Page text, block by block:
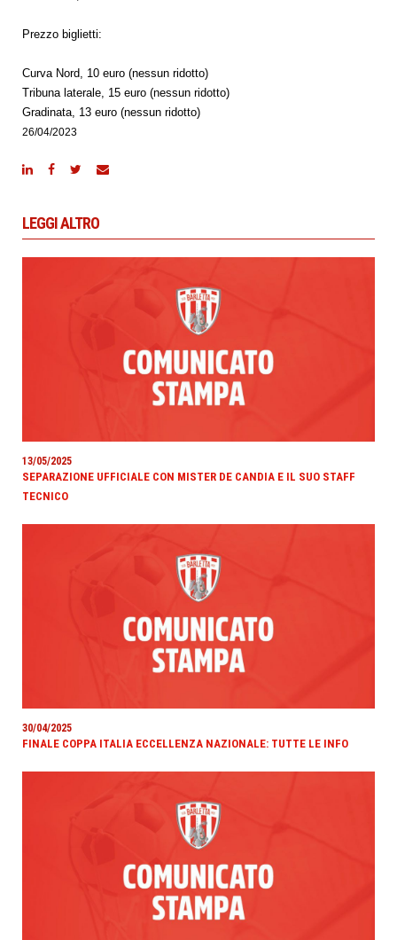
Prezzo biglietti:
Curva Nord, 10 euro (nessun ridotto)
Tribuna laterale, 15 euro (nessun ridotto)
Gradinata, 13 euro (nessun ridotto)
26/04/2023
LEGGI ALTRO
13/05/2025
SEPARAZIONE UFFICIALE CON MISTER DE CANDIA E IL SUO STAFF
TECNICO
30/04/2025
FINALE COPPA ITALIA ECCELLENZA NAZIONALE: TUTTE LE INFO